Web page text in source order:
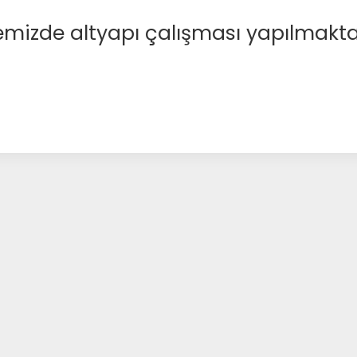
altyapı çalışması